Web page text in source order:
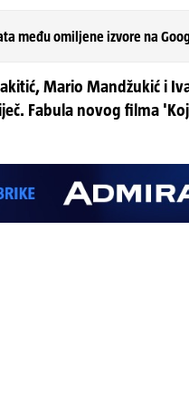
među omiljene izvore na
Mario Mandžukić i
Fabula novog filma